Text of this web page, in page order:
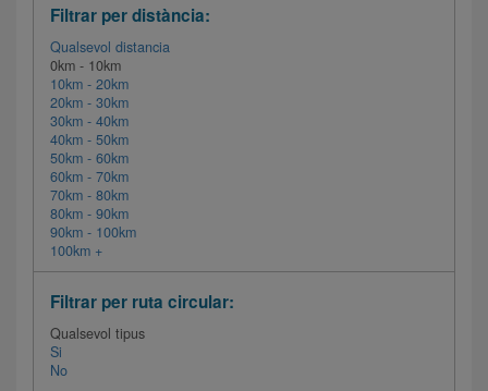
Filtrar per distància:
Qualsevol distancia
0km - 10km
10km - 20km
20km - 30km
30km - 40km
40km - 50km
50km - 60km
60km - 70km
70km - 80km
80km - 90km
90km - 100km
100km +
Filtrar per ruta circular:
Qualsevol tipus
Si
No